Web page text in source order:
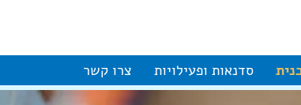
סדנאות ופעילויות צרו קשר